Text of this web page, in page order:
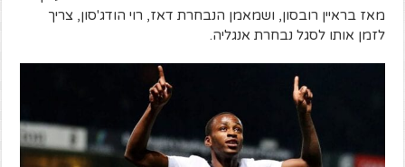
מאז בראיין רובסון, ושמאמן הנבחרת דאז, רוי הודג'סון, צריך
לזמן אותו לסגל נבחרת אנגליה.